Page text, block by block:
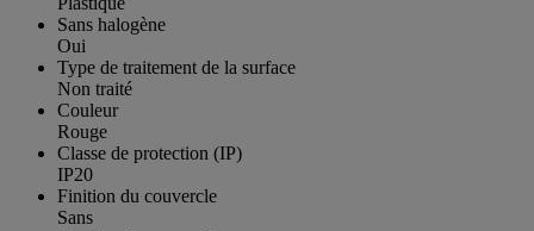
Sans halogène
Oui
Type de traitement de la surface
Non traité
Couleur
Rouge
Classe de protection (IP)
IP20
Finition du couvercle
Sans